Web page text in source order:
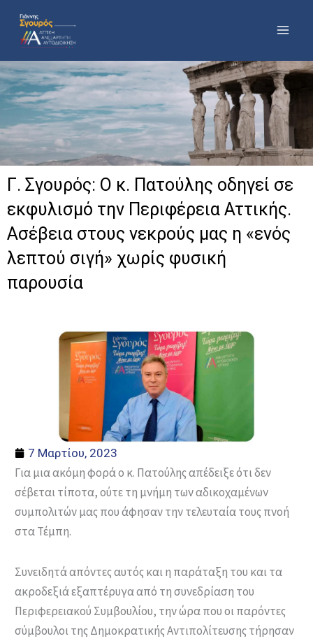
στο
περιεχόμενο
Γ. Σγουρός: Ο κ. Πατούλης οδηγεί σε
εκφυλισμό την Περιφέρεια Αττικής.
Ασέβεια στους νεκρούς μας η «ενός
λεπτού σιγή» χωρίς φυσική
παρουσία
7 Μαρτίου, 2023
Για μια ακόμη φορά ο κ. Πατούλης απέδειξε ότι δεν
σέβεται τίποτα, ούτε τη μνήμη των αδικοχαμένων
συμπολιτών μας που άφησαν την τελευταία τους πνοή
στα Τέμπη.
Συνειδητά απόντες αυτός και η παράταξη του και τα
ακροδεξιά εξαπτέρυγα από τη συνεδρίαση του
Περιφερειακού Συμβουλίου, την ώρα που οι παρόντες
σύμβουλοι της Δημοκρατικής Αντιπολίτευσης τήρησαν